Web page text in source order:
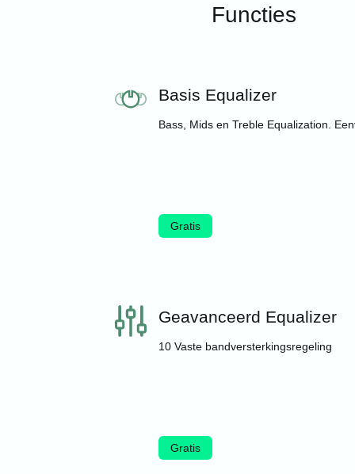
Functies
Basis Equalizer
Bass, Mids en Treble Equalization.
Gratis
Geavanceerd Equalizer
10 Vaste bandversterkingsregeling
Gratis